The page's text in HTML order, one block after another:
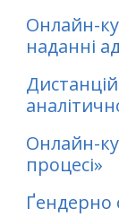
Онлайн-
наданні
Онлайн-
процесі»
Ґендерно